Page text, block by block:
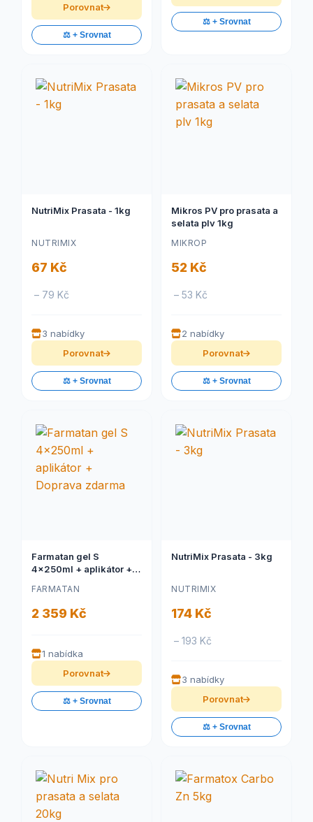
Porovnat
⚖️ + Srovnat
⚖️ + Srovnat
NutriMix Prasata - 1kg
NUTRIMIX
67 Kč
– 79 Kč
3 nabídky
Porovnat
⚖️ + Srovnat
Mikros PV pro prasata a
selata plv 1kg
MIKROP
52 Kč
– 53 Kč
2 nabídky
Porovnat
⚖️ + Srovnat
Farmatan gel S
4x250ml + aplikátor +
FARMATAN
2 359 Kč
1 nabídka
Porovnat
⚖️ + Srovnat
NutriMix Prasata - 3kg
NUTRIMIX
174 Kč
– 193 Kč
3 nabídky
Porovnat
⚖️ + Srovnat